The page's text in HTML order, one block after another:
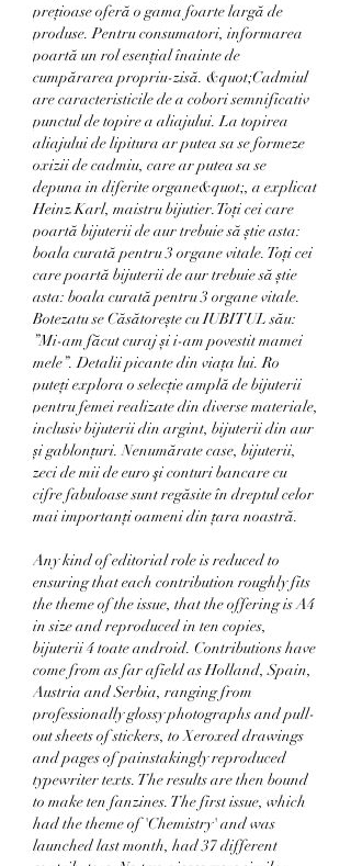
preţioase oferă o gama foarte largă de
produse. Pentru consumatori, informarea
poartă un rol esenţial înainte de
cumpărarea propriu-zisă. &quot;Cadmiul
are caracteristicile de a cobori semnificativ
punctul de topire a aliajului. La topirea
aliajului de lipitura ar putea sa se formeze
oxizii de cadmiu, care ar putea sa se
depuna in diferite organe&quot;, a explicat
Heinz Karl, maistru bijutier. Toți cei care
poartă bijuterii de aur trebuie să știe asta:
boala curată pentru 3 organe vitale. Toți cei
care poartă bijuterii de aur trebuie să știe
asta: boala curată pentru 3 organe vitale.
Botezatu se Căsătorește cu IUBITUL său:
”Mi-am făcut curaj și i-am povestit mamei
mele”. Detalii picante din viața lui. Ro
puteți explora o selecție amplă de bijuterii
pentru femei realizate din diverse materiale,
inclusiv bijuterii din argint, bijuterii din aur
și gablonțuri. Nenumărate case, bijuterii,
zeci de mii de euro şi conturi bancare cu
cifre fabuloase sunt regăsite în dreptul celor
mai importanţi oameni din ţara noastră.
Any kind of editorial role is reduced to
ensuring that each contribution roughly fits
the theme of the issue, that the offering is A4
in size and reproduced in ten copies,
bijuterii 4 toate android. Contributions have
come from as far afield as Holland, Spain,
Austria and Serbia, ranging from
professionally glossy photographs and pull-
out sheets of stickers, to Xeroxed drawings
and pages of painstakingly reproduced
typewriter texts. The results are then bound
to make ten fanzines. The first issue, which
had the theme of 'Chemistry' and was
launched last month, had 37 different